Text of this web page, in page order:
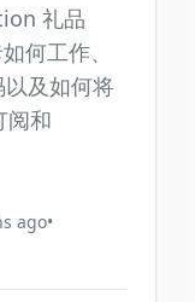
礼品
何工作、
及如何将
阅和
ago•